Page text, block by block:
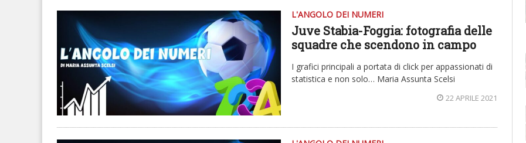
L'ANGOLO DEI NUMERI
Juve Stabia-Foggia: fotografia delle
squadre che scendono in campo
I grafici principali a portata di click per appassionati di
statistica e non solo… Maria Assunta Scelsi
22 APRILE 2021